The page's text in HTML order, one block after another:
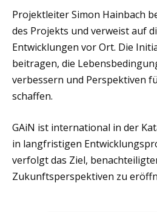
Projektleiter Simon Hainbach
des Projekts und verweist auf
Entwicklungen vor Ort. Die
beitragen, die
verbessern und Perspektiven
schaffen.
GAiN ist international in der
in langfristigen
verfolgt das Ziel,
Zukunftsperspektiven zu